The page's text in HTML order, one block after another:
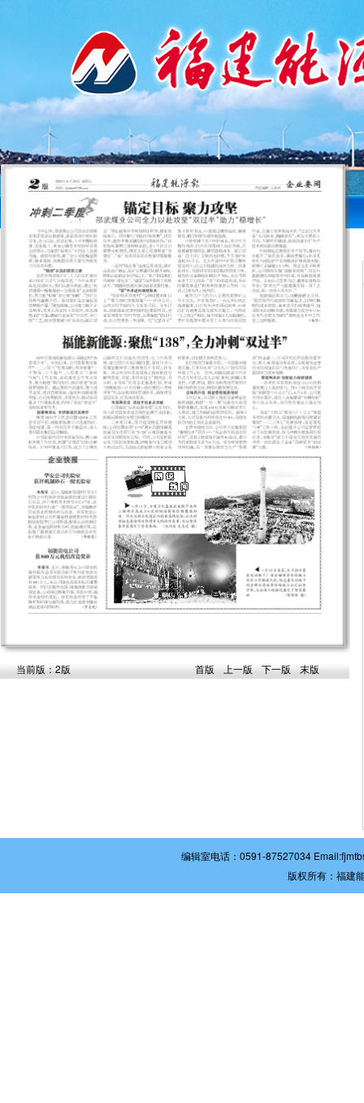
当前版：2版 首版 上一版 下一版 末版
编辑室电话：0591-87527034
版权所有：福建